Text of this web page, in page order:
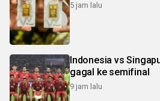
5 jam lalu
Indonesia vs
gagal ke semifinal
9 jam lalu